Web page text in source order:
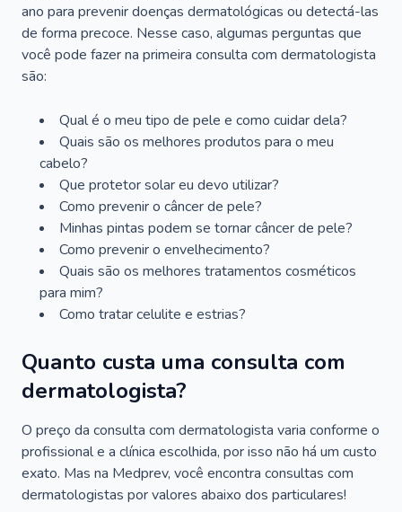
ano para prevenir doenças dermatológicas ou detectá-las
de forma precoce. Nesse caso, algumas perguntas que
você pode fazer na primeira consulta com dermatologista
são:
Qual é o meu tipo de pele e como cuidar dela?
Quais são os melhores produtos para o meu
cabelo?
Que protetor solar eu devo utilizar?
Como prevenir o câncer de pele?
Minhas pintas podem se tornar câncer de pele?
Como prevenir o envelhecimento?
Quais são os melhores tratamentos cosméticos
para mim?
Como tratar celulite e estrias?
Quanto custa uma consulta com
dermatologista?
O preço da consulta com dermatologista varia conforme o
profissional e a clínica escolhida, por isso não há um custo
exato. Mas na Medprev, você encontra consultas com
dermatologistas por valores abaixo dos particulares!